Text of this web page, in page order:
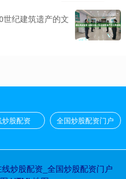
纪建筑遗产的文
股配资 全国炒股配资门户
炒股配资_全国炒股配资门户